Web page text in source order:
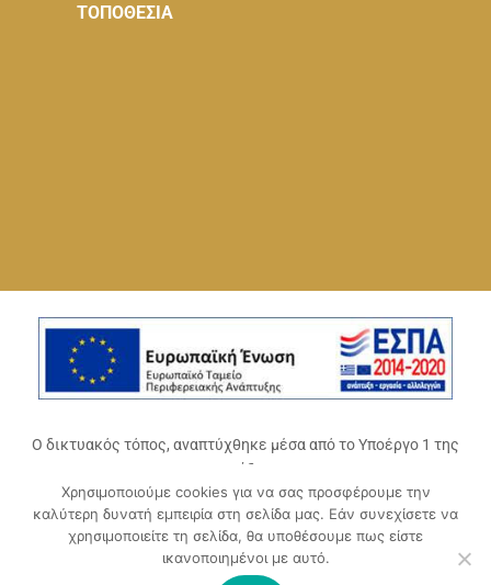
ΤΟΠΟΘΕΣΙΑ
Ο δικτυακός τόπος, αναπτύχθηκε μέσα από το Υποέργο 1 της
πράξης
«Ψηφιακό Οικοσύστημα Επιχειρηματικότητας του
Επιμελητηρίου Αχαΐας» (ΟΠΣ 5045300),
Επιχειρησιακό Πρόγραμμα «Δυτική Ελλάδα 2014-2020».
Συγχρηματοδοτείται από την Ευρωπαϊκή Ένωση (Ευρωπαϊκό
Χρησιμοποιούμε cookies για να σας προσφέρουμε την
καλύτερη δυνατή εμπειρία στη σελίδα μας. Εάν συνεχίσετε να
χρησιμοποιείτε τη σελίδα, θα υποθέσουμε πως είστε
ικανοποιημένοι με αυτό.